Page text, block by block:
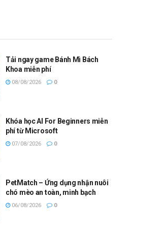
Tải ngay game Bánh Mì Bách
Khoa miễn phí
08/08/2026 0
Khóa học AI For Beginners miễn
phí từ Microsoft
07/08/2026 0
PetMatch – Ứng dụng nhận nuôi
chó mèo an toàn, minh bạch
06/08/2026 0